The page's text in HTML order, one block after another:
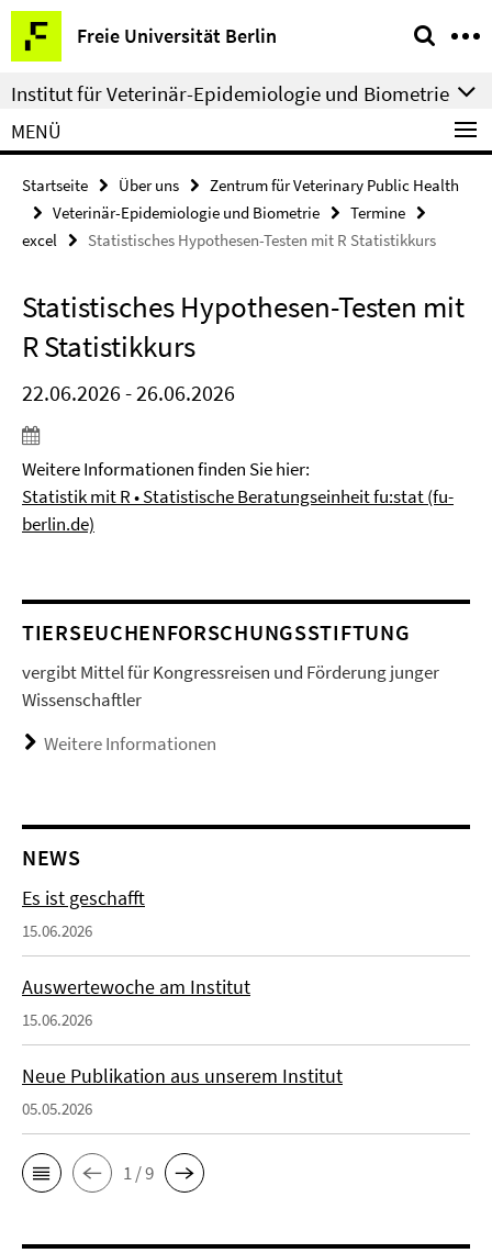
Springe
direkt
zu
Inhalt
Freie Universität Berlin
Service-
Navigation
Institut für Veterinär-Epidemiologie und Biometrie
MENÜ
Startseite Über uns
Zentrum für Veterinary Public Health
Veterinär-Epidemiologie und Biometrie
Termine
excel
Statistisches Hypothesen-Testen mit R Statistikkurs
Statistisches Hypothesen-Testen mit
R Statistikkurs
22.06.2026 - 26.06.2026
Weitere Informationen finden Sie hier:
Statistik mit R • Statistische Beratungseinheit fu:stat (fu-
berlin.de)
TIERSEUCHENFORSCHUNGSSTIFTUNG
vergibt Mittel für Kongressreisen und Förderung junger
Wissenschaftler
Weitere Informationen
NEWS
Es ist geschafft
15.06.2026
Auswertewoche am Institut
15.06.2026
Neue Publikation aus unserem Institut
05.05.2026
1 / 9